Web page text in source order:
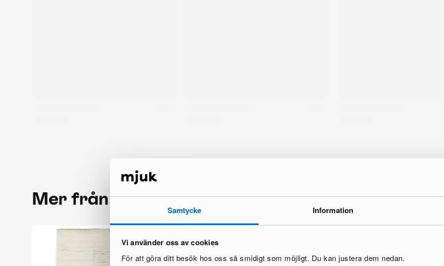
Samtycke Information
Vi använder oss av cookies
För att göra ditt besök hos oss så smidigt som möjligt. Du kan justera dem nedan.
Mer från samma märke